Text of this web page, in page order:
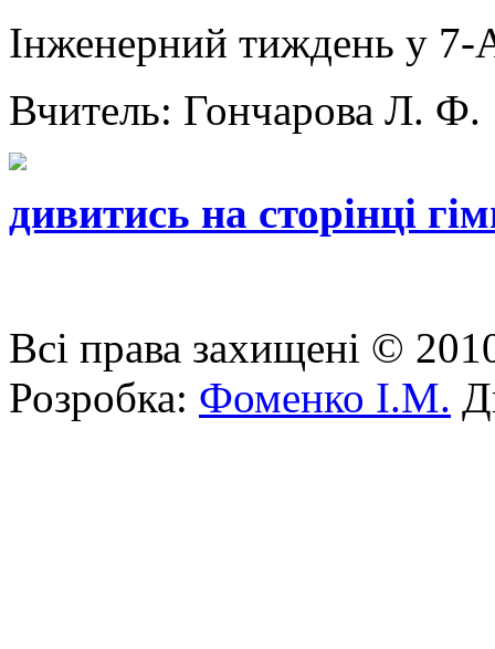
Інженерний тиждень у 7-
Вчитель: Гончарова Л. Ф.
дивитись на сторінці
Всі права захищені ©
Розробка: Фоменко І.М.